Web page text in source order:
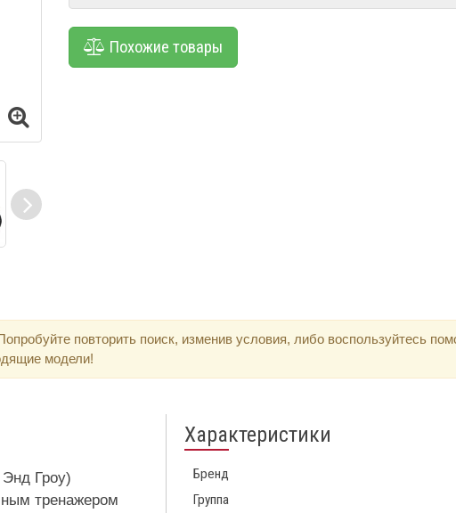
Похожие товары
повторить поиск, изменив условия, либо воспользуйтесь
модели!
Гроу)
тренажером
Характеристики
Бренд
Группа